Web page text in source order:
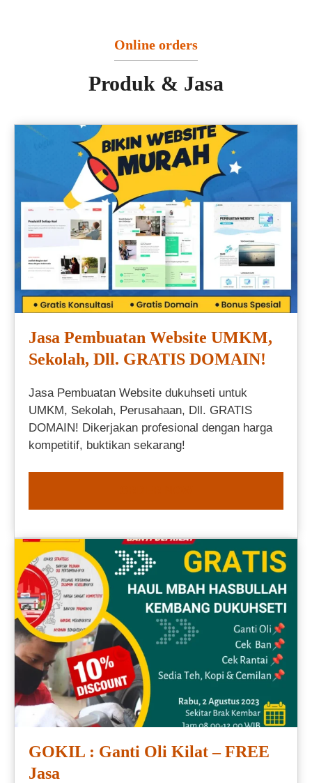
Online orders
Produk & Jasa
Jasa Pembuatan Website UMKM,
Sekolah, Dll. GRATIS DOMAIN!
Jasa Pembuatan Website dukuhseti untuk
UMKM, Sekolah, Perusahaan, Dll. GRATIS
DOMAIN! Dikerjakan profesional dengan harga
kompetitif, buktikan sekarang!
GOKIL : Ganti Oli Kilat – FREE
Jasa